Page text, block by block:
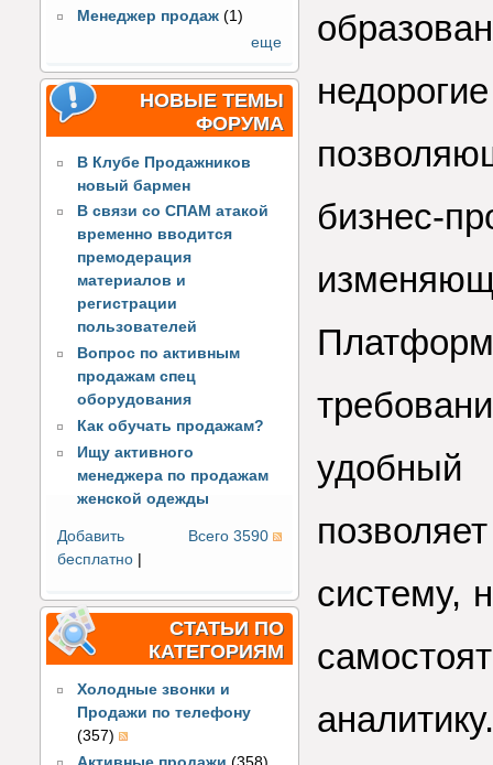
Менеджер продаж (1)
еще
НОВЫЕ ТЕМЫ
ФОРУМА
В Клубе Продажников
новый бармен
В связи со СПАМ атакой
временно вводится
премодерация
материалов и
регистрации
пользователей
Вопрос по активным
продажам спец
оборудования
Как обучать продажам?
Ищу активного
менеджера по продажам
женской одежды
Всего 3590
Добавить
бесплатно |
СТАТЬИ ПО
КАТЕГОРИЯМ
Холодные звонки и
Продажи по телефону
(357)
систему,